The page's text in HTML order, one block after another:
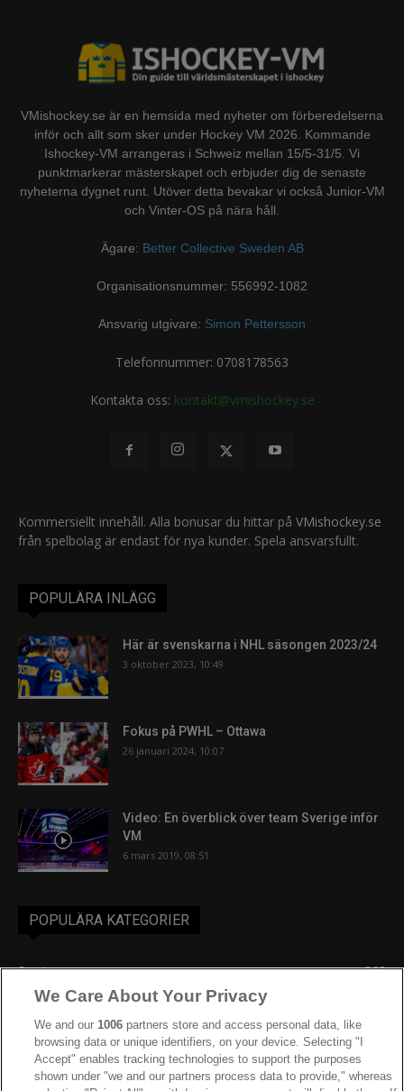
VMishockey.se är en hemsida med nyheter om förberedelserna
inför och allt som sker under Hockey VM 2026. Kommande
Ishockey-VM arrangeras i Schweiz mellan 15/5-31/5. Vi
punktmarkerar mästerskapet och erbjuder dig de senaste
nyheterna dygnet runt. Utöver detta bevakar vi också Junior-VM
och Vinter-OS på nära håll.
Ägare: Better Collective Sweden AB
Organisationsnummer: 556992-1082
Ansvarig utgivare: Simon Pettersson
Telefonnummer: 0708178563
Kontakta oss: kontakt@vmishockey.se
Kommersiellt innehåll. Alla bonusar du hittar på VMishockey.se
från spelbolag är endast för nya kunder. Spela ansvarsfullt.
POPULÄRA INLÄGG
Här är svenskarna i NHL säsongen 2023/24
3 oktober 2023, 10:49
Fokus på PWHL – Ottawa
26 januari 2024, 10:07
Video: En överblick över team Sverige inför
VM
6 mars 2019, 08:51
POPULÄRA KATEGORIER
Sverige
863
Ishockey-VM
IIHF
JVM
Kanada
205
We Care About Your Privacy
We and our1006 partners store and access personal data, like
browsing data or unique identifiers, on your device. Selecting "I
Accept" enables tracking technologies to support the purposes
shown under "we and our partners process data to provide," whereas